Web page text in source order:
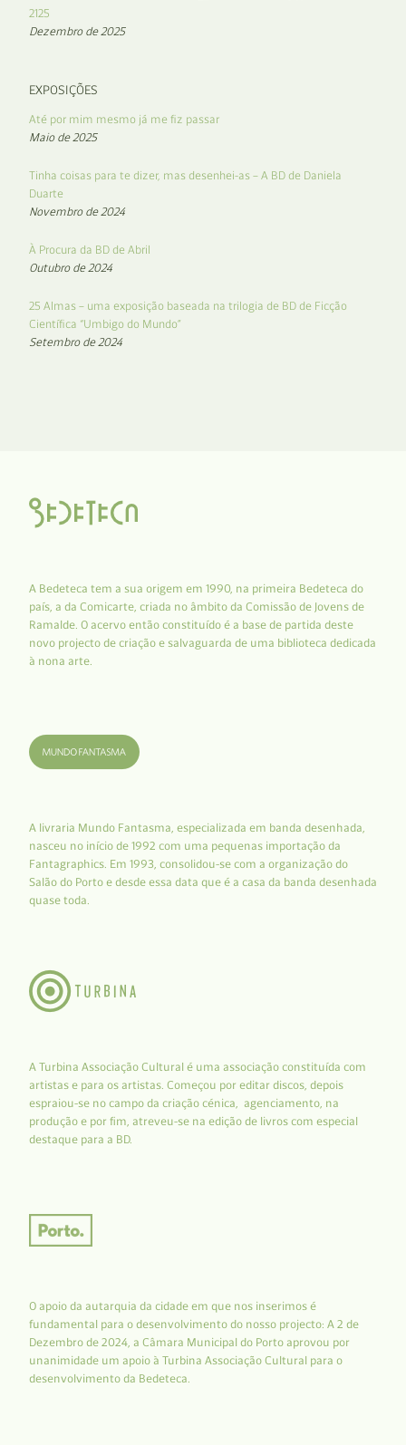
2125
Dezembro de 2025
EXPOSIÇÕES
Até por mim mesmo já me fiz passar
Maio de 2025
Tinha coisas para te dizer, mas desenhei-as – A BD de Daniela
Duarte
Novembro de 2024
À Procura da BD de Abril
Outubro de 2024
25 Almas – uma exposição baseada na trilogia de BD de Ficção
Científica “Umbigo do Mundo”
Setembro de 2024
A Bedeteca tem a sua origem em 1990, na primeira Bedeteca do
país, a da Comicarte, criada no âmbito da Comissão de Jovens de
Ramalde. O acervo então constituído é a base de partida deste
novo projecto de criação e salvaguarda de uma biblioteca dedicada
à nona arte.
A livraria Mundo Fantasma, especializada em banda desenhada,
nasceu no início de 1992 com uma pequenas importação da
Fantagraphics. Em 1993, consolidou-se com a organização do
Salão do Porto e desde essa data que é a casa da banda desenhada
quase toda.
A Turbina Associação Cultural é uma associação constituída com
artistas e para os artistas. Começou por editar discos, depois
espraiou-se no campo da criação cénica, agenciamento, na
produção e por fim, atreveu-se na edição de livros com especial
destaque para a BD.
O apoio da autarquia da cidade em que nos inserimos é
fundamental para o desenvolvimento do nosso projecto: A 2 de
Dezembro de 2024, a Câmara Municipal do Porto aprovou por
unanimidade um apoio à Turbina Associação Cultural para o
desenvolvimento da Bedeteca.